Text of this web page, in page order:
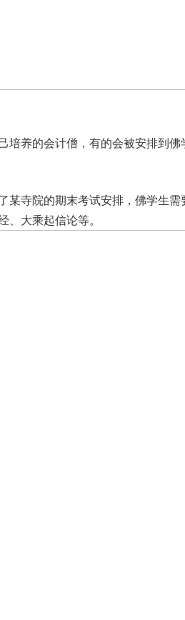
培养的会计僧，有的会被安排到
某寺院的期末考试安排，佛学生
、大乘起信论等。